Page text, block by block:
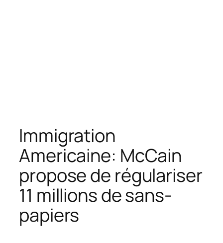
Immigration
Americaine: McCain
propose de régulariser
11 millions de sans-
papiers